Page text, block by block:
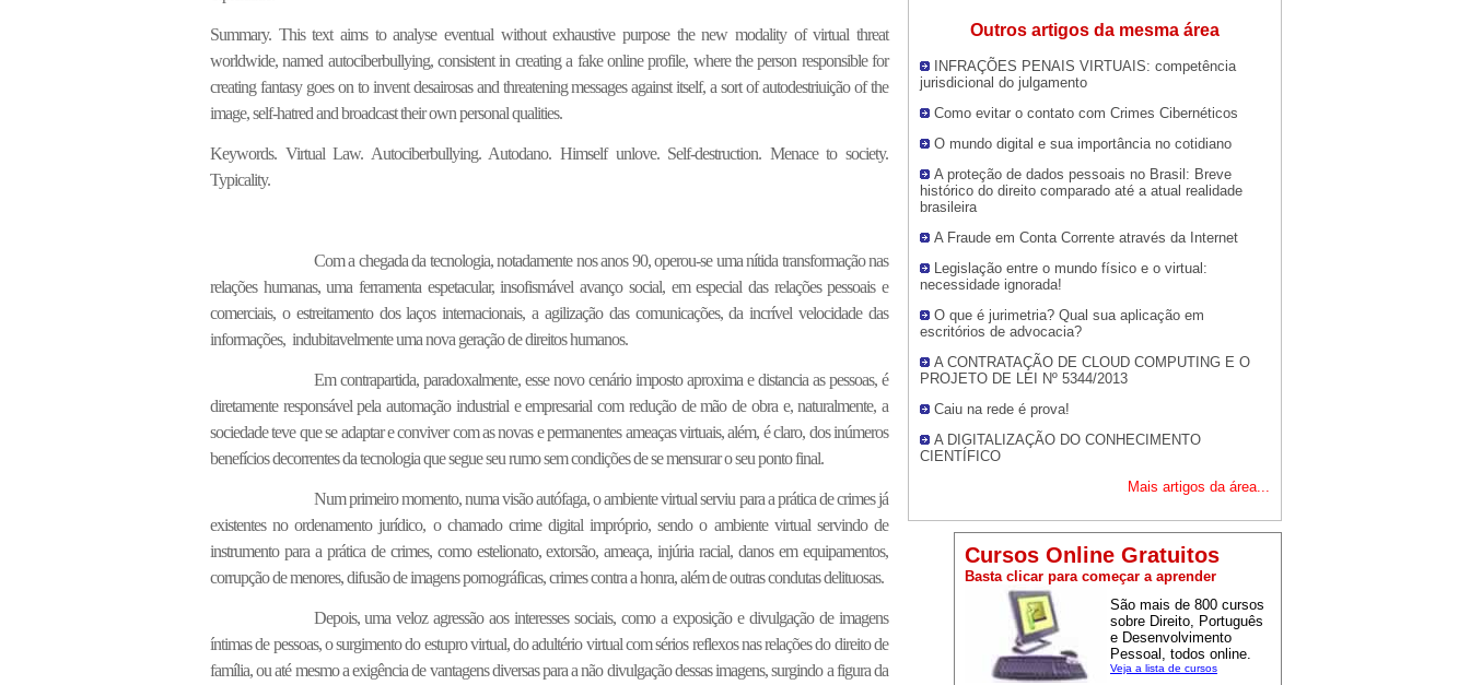
Outros artigos da mesma área
INFRAÇÕES PENAIS VIRTUAIS: competência
jurisdicional do julgamento
Como evitar o contato com Crimes Cibernéticos
O mundo digital e sua importância no cotidiano
A proteção de dados pessoais no Brasil: Breve
histórico do direito comparado até a atual realidade
brasileira
A Fraude em Conta Corrente através da Internet
Legislação entre o mundo físico e o virtual:
necessidade ignorada!
O que é jurimetria? Qual sua aplicação em
escritórios de advocacia?
A CONTRATAÇÃO DE CLOUD COMPUTING E O
PROJETO DE LEI Nº 5344/2013
Caiu na rede é prova!
A DIGITALIZAÇÃO DO CONHECIMENTO
CIENTÍFICO
Mais artigos da área...
Cursos Online Gratuitos
Basta clicar para começar a aprender
São mais de 800 cursos
sobre Direito, Português
e Desenvolvimento
Pessoal, todos online.
Veja a lista de cursos
Summary. This text aims to analyse eventual without exhaustive purpose the new modality of virtual threat
worldwide, named autociberbullying, consistent in creating a fake online profile, where the person responsible for
creating fantasy goes on to invent desairosas and threatening messages against itself, a sort of autodestriuição of the
image, self-hatred and broadcast their own personal qualities.
Keywords. Virtual Law. Autociberbullying. Autodano. Himself unlove. Self-destruction. Menace to society.
Typicality.
Com a chegada da tecnologia, notadamente nos anos 90, operou-se uma nítida transformação nas
relações humanas, uma ferramenta espetacular, insofismável avanço social, em especial das relações pessoais e
comerciais, o estreitamento dos laços internacionais, a agilização das comunicações, da incrível velocidade das
informações, indubitavelmente uma nova geração de direitos humanos.
Em contrapartida, paradoxalmente, esse novo cenário imposto aproxima e distancia as pessoas, é
diretamente responsável pela automação industrial e empresarial com redução de mão de obra e, naturalmente, a
sociedade teve que se adaptar e conviver com as novas e permanentes ameaças virtuais, além, é claro, dos inúmeros
benefícios decorrentes da tecnologia que segue seu rumo sem condições de se mensurar o seu ponto final.
Num primeiro momento, numa visão autófaga, o ambiente virtual serviu para a prática de crimes já
existentes no ordenamento jurídico, o chamado crime digital impróprio, sendo o ambiente virtual servindo de
instrumento para a prática de crimes, como estelionato, extorsão, ameaça, injúria racial, danos em equipamentos,
corrupção de menores, difusão de imagens pornográficas, crimes contra a honra, além de outras condutas delituosas.
Depois, uma veloz agressão aos interesses sociais, como a exposição e divulgação de imagens
íntimas de pessoas, o surgimento do estupro virtual, do adultério virtual com sérios reflexos nas relações do direito de
família, ou até mesmo a exigência de vantagens diversas para a não divulgação dessas imagens, surgindo a figura da